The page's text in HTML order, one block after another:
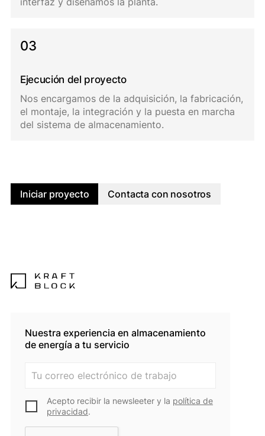
03
Ejecución del proyecto
Nos encargamos de la adquisición, la fabricación,
el montaje, la integración y la puesta en marcha
del sistema de almacenamiento.
Iniciar proyecto Contacta con nosotros
Nuestra experiencia en almacenamiento
de energía a tu servicio
Acepto recibir la newsleeter y la política de
privacidad.